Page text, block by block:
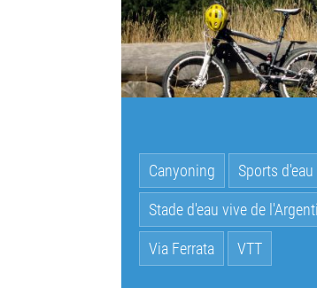
Canyoning Sports
Stade d'eau vive de
Via Ferrata VTT